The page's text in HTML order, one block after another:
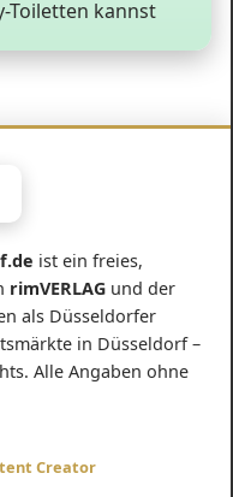
Toiletten kannst
ist ein freies,
rimVERLAG und der
als Düsseldorfer
in Düsseldorf –
Alle Angaben ohne
Creator